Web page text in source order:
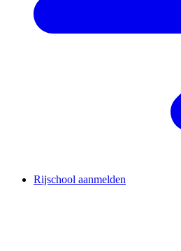
Rijschool aanmelden